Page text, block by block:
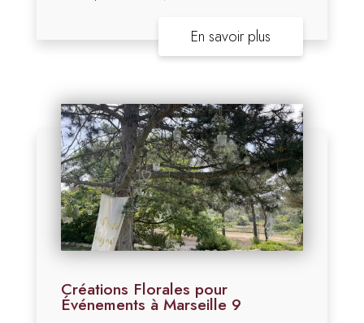
En savoir plus
Créations Florales pour
Événements à Marseille 9